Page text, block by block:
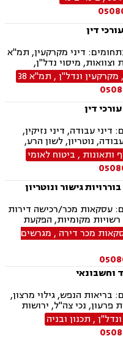
מוגן, ירושות וצוואות,
ליטיגציה, ליקויי בנייה,
עירוני, מיסוי פלילי,
דיני התיישנות, זכויות
וראיות, עבירות מס
ערבויות ושטרות, פינוי
עסקים, עריכת ייפוי
דין
דיני מקרקעין, תמ"א
וצוואות, מיסוי נדל"ן,
בינוי, קבוצות רכישה,
, מקרקעין ונדל"ן, תמ"א 38
דין
עבודה, דיני נזיקין,
נוטריון, לשון הרע,
עבודה , הטרדה מינית.ותאונות , ביטוח לאומי
גישור ונוטריון
עסקאות מכר/רכישה דירות
רשויות מקומיות, הפקעת
קרקעות, פינוי בינוי, תמא 38, ליקויי בניה, עתירות
וצוואות, יפוי כח מתמשך,
מכר דירה , מגרשים
וחשבונאי
הנפש, גילוי מרצון,
פרעון, נכי צה"ל, ירושות
לשון הרע, משרד הביטחון,
דיני חוזים, חוקתי
עסקאות מכר דירה
, תכנון ובניה